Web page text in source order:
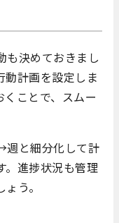
も決めておきまし
動計画を設定しま
ことで、スムー
週と細分化して計
。進捗状況も管理
う。